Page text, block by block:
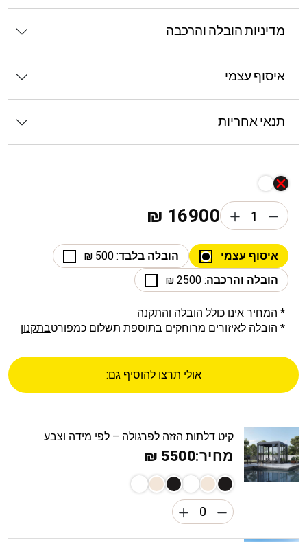
מדיניות הובלה והרכבה
איסוף עצמי
תנאי אחריות
₪ 16900
איסוף עצמי הובלה בלבד: 500 ₪
הובלה והרכבה: 2500 ₪
* המחיר אינו כולל הובלה והתקנה
* הובלה לאיזורים מרוחקים בתוספת תשלום כמפורטבתקנון
אולי תרצו להוסיף גם:
קיט דלתות הזזה לפרגולה – לפי מידה וצבע
מחיר:5500 ₪